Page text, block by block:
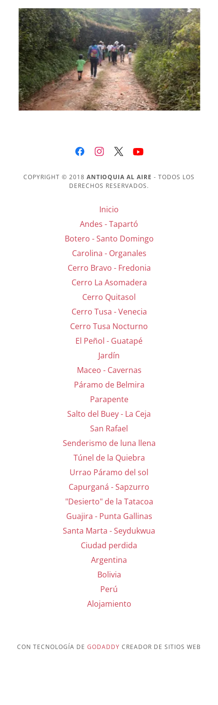
COPYRIGHT © 2018 ANTIOQUIA AL AIRE - TODOS LOS
DERECHOS RESERVADOS.
Inicio
Andes - Tapartó
Botero - Santo Domingo
Carolina - Organales
Cerro Bravo - Fredonia
Cerro La Asomadera
Cerro Quitasol
Cerro Tusa - Venecia
Cerro Tusa Nocturno
El Peñol - Guatapé
Jardín
Maceo - Cavernas
Páramo de Belmira
Parapente
Salto del Buey - La Ceja
San Rafael
Senderismo de luna llena
Túnel de la Quiebra
Urrao Páramo del sol
Capurganá - Sapzurro
"Desierto" de la Tatacoa
Guajira - Punta Gallinas
Santa Marta - Seydukwua
Ciudad perdida
Argentina
Bolivia
Perú
Alojamiento
CON TECNOLOGÍA DEGODADDY CREADOR DE SITIOS WEB